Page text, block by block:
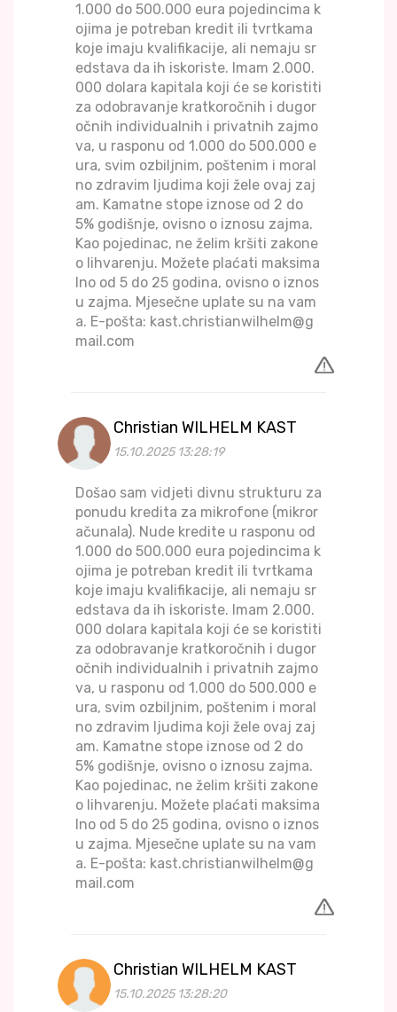
1.000 do 500.000 eura pojedincima k
ojima je potreban kredit ili tvrtkama
koje imaju kvalifikacije, ali nemaju sr
edstava da ih iskoriste. Imam 2.000.
000 dolara kapitala koji će se koristiti
za odobravanje kratkoročnih i dugor
očnih individualnih i privatnih zajmo
va, u rasponu od 1.000 do 500.000 e
ura, svim ozbiljnim, poštenim i moral
no zdravim ljudima koji žele ovaj zaj
am. Kamatne stope iznose od 2 do
5% godišnje, ovisno o iznosu zajma.
Kao pojedinac, ne želim kršiti zakone
o lihvarenju. Možete plaćati maksima
lno od 5 do 25 godina, ovisno o iznos
u zajma. Mjesečne uplate su na vam
a. E-pošta: kast.christianwilhelm@g
mail.com
Christian WILHELM KAST
15.10.2025 13:28:19
Došao sam vidjeti divnu strukturu za
ponudu kredita za mikrofone (mikror
ačunala). Nude kredite u rasponu od
1.000 do 500.000 eura pojedincima k
ojima je potreban kredit ili tvrtkama
koje imaju kvalifikacije, ali nemaju sr
edstava da ih iskoriste. Imam 2.000.
000 dolara kapitala koji će se koristiti
za odobravanje kratkoročnih i dugor
očnih individualnih i privatnih zajmo
va, u rasponu od 1.000 do 500.000 e
ura, svim ozbiljnim, poštenim i moral
no zdravim ljudima koji žele ovaj zaj
am. Kamatne stope iznose od 2 do
5% godišnje, ovisno o iznosu zajma.
Kao pojedinac, ne želim kršiti zakone
o lihvarenju. Možete plaćati maksima
lno od 5 do 25 godina, ovisno o iznos
u zajma. Mjesečne uplate su na vam
a. E-pošta: kast.christianwilhelm@g
mail.com
Christian WILHELM KAST
15.10.2025 13:28:20